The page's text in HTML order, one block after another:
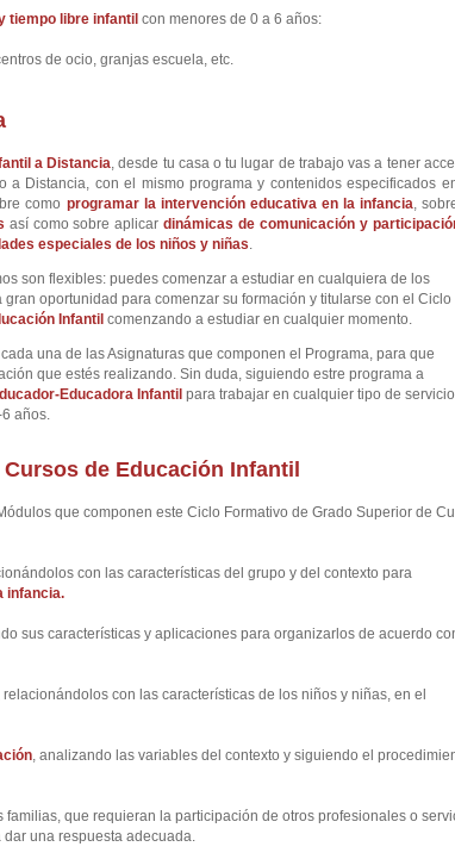
tiempo libre infantil con menores de 0 a 6 años:
de ocio, granjas escuela, etc.
a Distancia , desde tu casa o tu lugar de trabajo vas a tener
Distancia, con el mismo programa y contenidos especificados
como programar la intervención educativa en la infancia ,
así como sobre aplicardinámicas de comunicación y
especiales de los niños y niñas
son flexibles: puedes comenzar a estudiar en cualquiera de los
oportunidad para comenzar su formación y titularse con el Ciclo
Infantil comenzando a estudiar en cualquier momento.
una de las Asignaturas que componen el Programa, para que
que estés realizando. Sin duda, siguiendo estre programa a
Educadora Infantil para trabajar en cualquier tipo de servicio
años.
de Educación Infantil
que componen este Ciclo Formativo de Grado Superior de
con las características del grupo y del contexto para
infancia.
sus características y aplicaciones para organizarlos de acuerdo
, relacionándolos con las características de los niños y niñas, en el
, analizando las variables del contexto y siguiendo el
familias, que requieran la participación de otros profesionales o
dar una respuesta adecuada.